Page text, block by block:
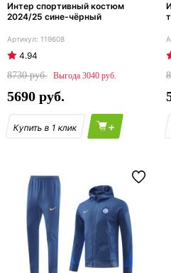
Интер спортивный костюм
2024/25 сине-чёрный
119608
4.94
8730
3040
5690
+